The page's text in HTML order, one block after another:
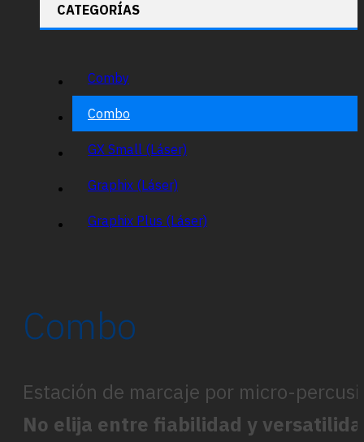
CATEGORÍAS
Comby
Combo
GX Small (Láser)
Graphix (Láser)
Graphix Plus (Láser)
Combo
Estación de marcaje por micro-
No elija entre fiabilidad y